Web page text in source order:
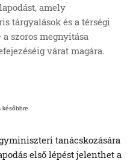
amely
tárgyalások és a térségi
szoros megnyitása
várat magára.
későbbre
első lépést jelenthet a